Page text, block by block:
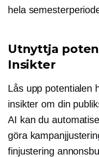
hela
Utnyttja
Insikter
Lås upp potentialen
insikter om din
AI kan du
göra
finjustering